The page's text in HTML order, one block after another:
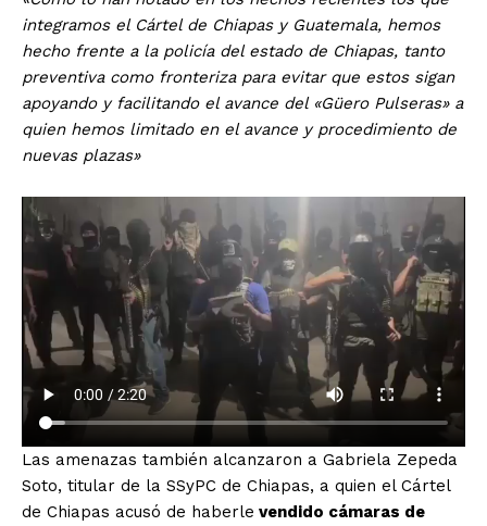
integramos el Cártel de Chiapas y Guatemala, hemos
hecho frente a la policía del estado de Chiapas, tanto
preventiva como fronteriza para evitar que estos sigan
apoyando y facilitando el avance del «Güero Pulseras» a
quien hemos limitado en el avance y procedimiento de
nuevas plazas»
Las amenazas también alcanzaron a Gabriela Zepeda
Soto, titular de la SSyPC de Chiapas, a quien el Cártel
de Chiapas acusó de haberle vendido cámaras de